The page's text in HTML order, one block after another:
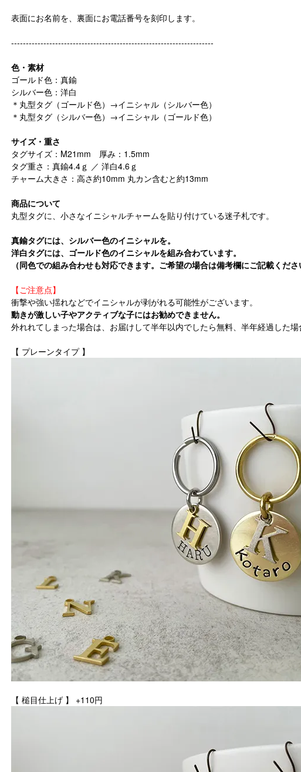
表面にお名前を、裏面にお電話番号を刻印します。
---------------------------------------------------------------------
色・素材
ゴールド色：真鍮
シルバー色：洋白
＊丸型タグ（ゴールド色）→イニシャル（シルバー色）
＊丸型タグ（シルバー色）→イニシャル（ゴールド色）
サイズ・重さ
タグサイズ：M21mm 厚み：1.5mm
タグ重さ：真鍮4.4ｇ ／ 洋白4.6ｇ
チャーム大きさ：高さ約10mm 丸カン含むと約13mm
商品について
丸型タグに、小さなイニシャルチャームを貼り付けている迷子札です。
真鍮タグには、シルバー色のイニシャルを。
洋白タグには、ゴールド色のイニシャルを組み合わています。
（同色での組み合わせも対応できます。ご希望の場合は備考欄にご記載くださ
【ご注意点】
衝撃や強い揺れなどでイニシャルが剥がれる可能性がございます。
動きが激しい子やアクティブな子にはお勧めできません。
外れれてしまった場合は、お届けして半年以内でしたら無料、半年経過した
【 プレーンタイプ 】
【 槌目仕上げ 】 +110円